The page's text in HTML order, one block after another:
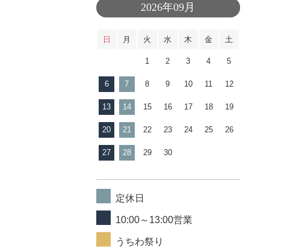
2026年09月
日 月 火 水 木 金 土
1 2 3 4 5
6 7 8 9 10 11 12
13 14 15 16 17 18 19
20 21 22 23 24 25 26
27 28 29 30
定休日
10:00～13:00営業
うちわ祭り